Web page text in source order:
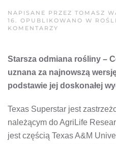
NAPISANE PRZEZ TOMASZ
16. OPUBLIKOWANO W
KOMENTARZY
UZNANA
WERSJĘ
TEXAS
SUPERSTAR
Starsza odmiana rośliny –
uznana za najnowszą
podstawie jej doskonałej
Texas Superstar jest
należącym do AgriLife
jest częścią Texas A&M